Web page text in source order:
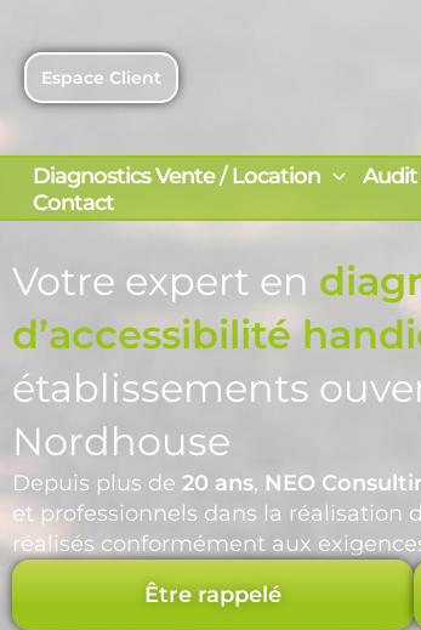
contenuEspace Client
Diagnostics Vente / Location
Contact
Votre expert en
d’accessibilité
établissements
Nordhouse
Depuis plus de 20 ans, NEO
et professionnels dans la réalisation
réalisés conformément aux
Être rappelé